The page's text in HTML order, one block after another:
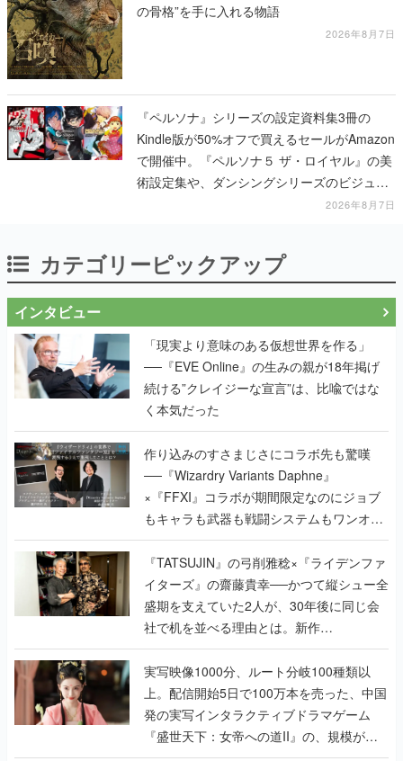
の骨格”を手に入れる物語
2026年8月7日
『ペルソナ』シリーズの設定資料集3冊の
Kindle版が50%オフで買えるセールがAmazon
で開催中。『ペルソナ５ ザ・ロイヤル』の美
術設定集や、ダンシングシリーズのビジュア
2026年8月7日
カテゴリーピックアップ
インタビュー
「現実より意味のある仮想世界を作る」
──『EVE Online』の生みの親が18年掲げ
続ける”クレイジーな宣言”は、比喩ではな
く本気だった
作り込みのすさまじさにコラボ先も驚嘆
──『Wizardry Variants Daphne』
×『FFXI』コラボが期間限定なのにジョブ
もキャラも武器も戦闘システムもワンオフ
で作り込まれた理由を両ディレクターに聞
く
『TATSUJIN』の弓削雅稔×『ライデンファ
イターズ』の齋藤貴幸──かつて縦シュー全
盛期を支えていた2人が、30年後に同じ会
社で机を並べる理由とは。新作
『TATSUJIN EXTREME』で初タッグを組
んだレジェンド2人に訊く開発秘話
実写映像1000分、ルート分岐100種類以
上。配信開始5日で100万本を売った、中国
発の実写インタラクティブドラマゲーム
『盛世天下：女帝への道II』の、規模が違
うこだわりをプロデューサーに聞いた